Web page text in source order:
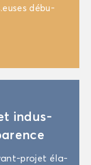
dé­bu­
in­dus­
​projet éla­